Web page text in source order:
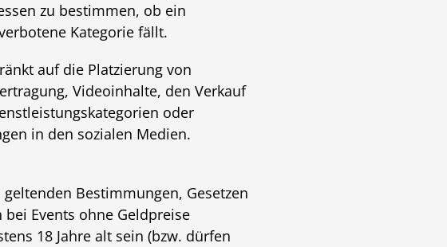
zu bestimmen, ob ein
Kategorie fällt.
auf die Platzierung von
Videoinhalte, den Verkauf
oder
in den sozialen Medien.
Bestimmungen, Gesetzen
Events ohne Geldpreise
18 Jahre alt sein (bzw. dürfen